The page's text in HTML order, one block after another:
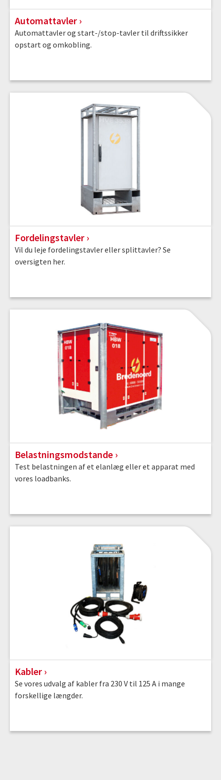
Automattavler
Automattavler og start-/stop-tavler til driftssikker
opstart og omkobling.
Fordelingstavler
Vil du leje fordelingstavler eller splittavler? Se
oversigten her.
Belastningsmodstande
Test belastningen af et elanlæg eller et apparat med
vores loadbanks.
Kabler
Se vores udvalg af kabler fra 230 V til 125 A i mange
forskellige længder.